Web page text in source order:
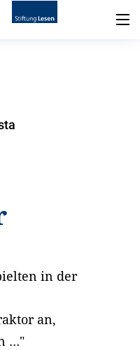
in der
an,
…"